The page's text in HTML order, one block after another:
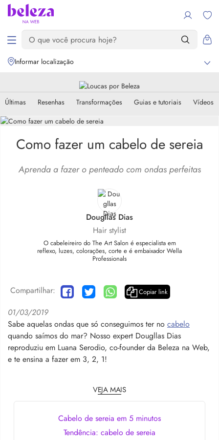
Informar localização
Últimas Resenhas Transformações Guias e tutoriais Vídeos
Como fazer um cabelo de sereia
Aprenda a fazer o penteado com ondas perfeitas
Dougllas Dias
Hair stylist
O cabeleireiro do The Art Salon é especialista em
reflexo, luzes, colorações, corte e é embaixador Wella
Professionals
Compartilhar: Copiar link
01/03/2019
Sabe aquelas ondas que só conseguimos ter no cabelo
quando saímos do mar? Nosso expert Dougllas Dias
reproduziu em Luana Serodio, co-founder da Beleza na Web,
e te ensina a fazer em 3, 2, 1!
VEJA MAIS
Cabelo de sereia em 5 minutos
Tendência: cabelo de sereia